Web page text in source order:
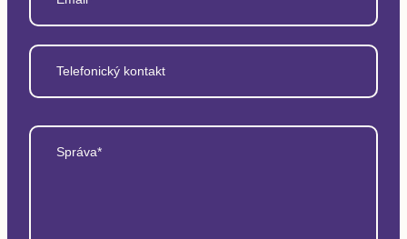
Telefonický kontakt
Správa*